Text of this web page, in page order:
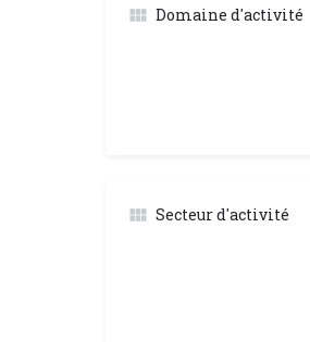
Domaine d'activité
Secteur d'activité